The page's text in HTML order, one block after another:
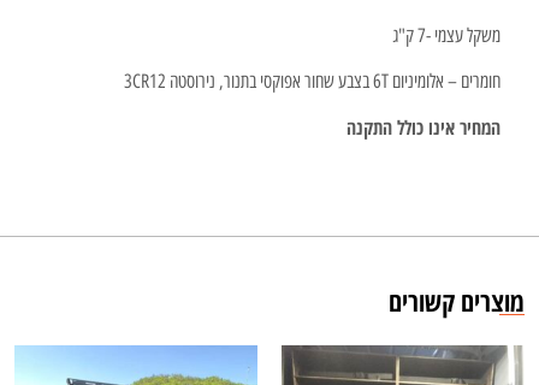
משקל עצמי -7 ק"ג
חומרים – אלומיניום 6T בצבע שחור אפוקסי בתנור, נירוסטה 3CR12
המחיר אינו כולל התקנה
מוצרים קשורים